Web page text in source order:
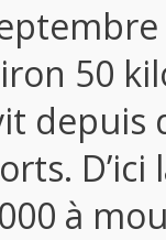
50
à